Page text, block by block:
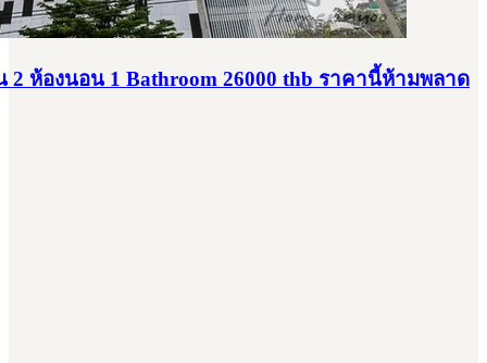
ห้องนอน 1 Bathroom 26000 thb ราคานี้ห้ามพลาด